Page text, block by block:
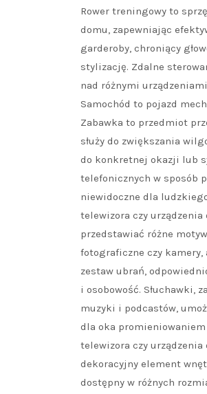
Rower treningowy to
domu, zapewniając
garderoby, chroniący
stylizację. Zdalne
nad różnymi
Samochód to pojazd
Zabawka to przedmiot
służy do zwiększania
do konkretnej okazji lub
telefonicznych w sposób
niewidoczne dla
telewizora czy
przedstawiać różne
fotograficzne czy
zestaw ubrań,
i osobowość. Słuchawki,
muzyki i podcastów,
dla oka
telewizora czy
dekoracyjny element
dostępny w różnych